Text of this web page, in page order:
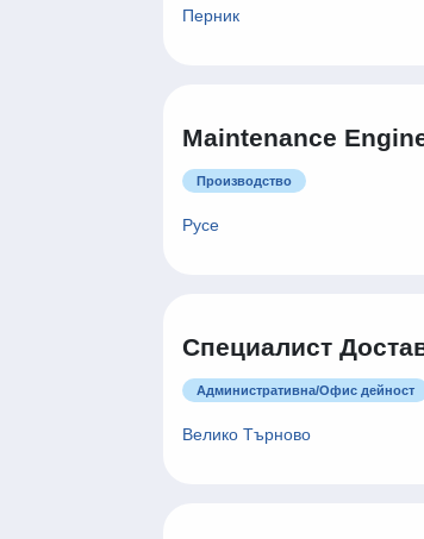
Перник
Maintenance
Производство
Русе
Специалист
Административна/Oфис дейност
Велико Търново